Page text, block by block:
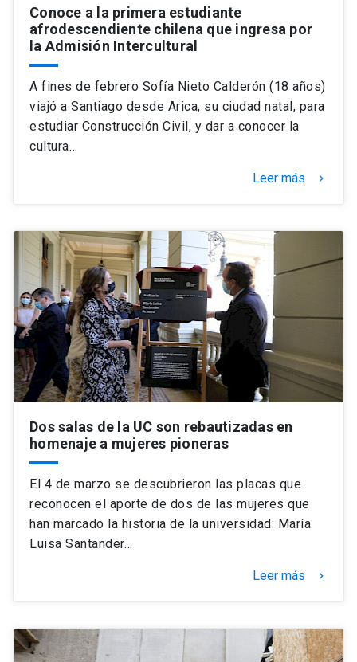
Académicos
Alumni launch
Padres y familia
Admisión launch
Mi Cuenta UC launch
Correo UC launch
Medios
Conoce a la primera estudiante
afrodescendiente chilena que ingresa por
la Admisión Intercultural
A fines de febrero Sofía Nieto Calderón (18 años)
viajó a Santiago desde Arica, su ciudad natal, para
estudiar Construcción Civil, y dar a conocer la
cultura…
Leer más keyboard_arrow_right
Dos salas de la UC son rebautizadas en
homenaje a mujeres pioneras
El 4 de marzo se descubrieron las placas que
reconocen el aporte de dos de las mujeres que
han marcado la historia de la universidad: María
Luisa Santander…
Leer más keyboard_arrow_right